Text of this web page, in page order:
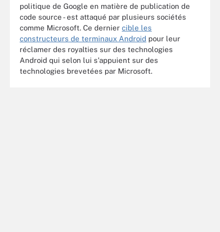
politique de Google en matière de publication de
code source - est attaqué par plusieurs sociétés
comme Microsoft. Ce dernier cible les
constructeurs de terminaux Android pour leur
réclamer des royalties sur des technologies
Android qui selon lui s'appuient sur des
technologies brevetées par Microsoft.